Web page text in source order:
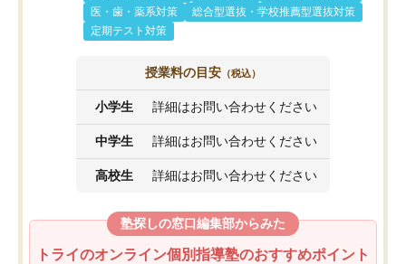
医・歯・薬系対策
総合型選抜・学校推薦型選抜対策
定期テスト対策
授業料の目安 （税込）
小学生 詳細はお問い合わせください
中学生 詳細はお問い合わせください
高校生 詳細はお問い合わせください
塾探しの窓口編集部からみた
トライのオンライン個別指導塾のおすすめポイント